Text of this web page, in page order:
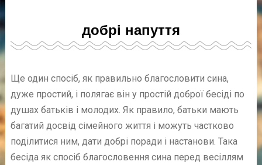
добрі напуття
Ще один спосіб, як правильно благословити сина,
дуже простий, і полягає він у простій доброї бесіді по
душах батьків і молодих. Як правило, батьки мають
багатий досвід сімейного життя і можуть частково
поділитися ним, дати добрі поради і настанови. Така
бесіда як спосіб благословення сина перед весіллям